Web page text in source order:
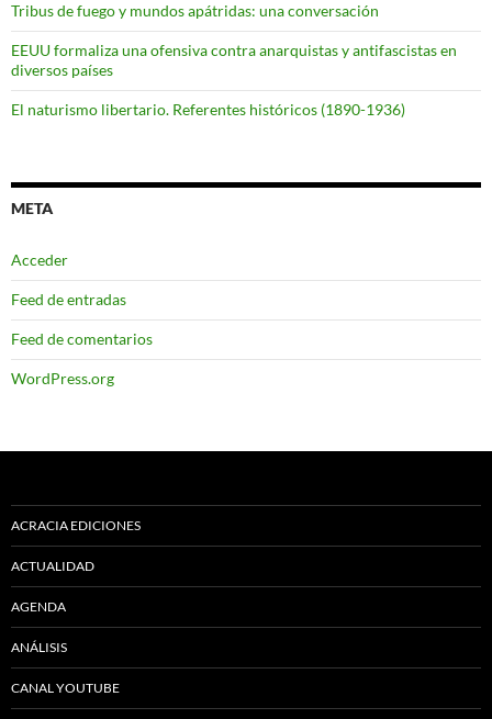
Tribus de fuego y mundos apátridas: una conversación
EEUU formaliza una ofensiva contra anarquistas y antifascistas en
diversos países
El naturismo libertario. Referentes históricos (1890-1936)
META
Acceder
Feed de entradas
Feed de comentarios
WordPress.org
ACRACIA EDICIONES
ACTUALIDAD
AGENDA
ANÁLISIS
CANAL YOUTUBE